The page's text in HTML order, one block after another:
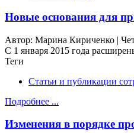
Новые основания для
Автор: Марина Кириченко |
С 1 января 2015 года
Теги
Статьи и публикации
Подробнее ...
Изменения в порядке